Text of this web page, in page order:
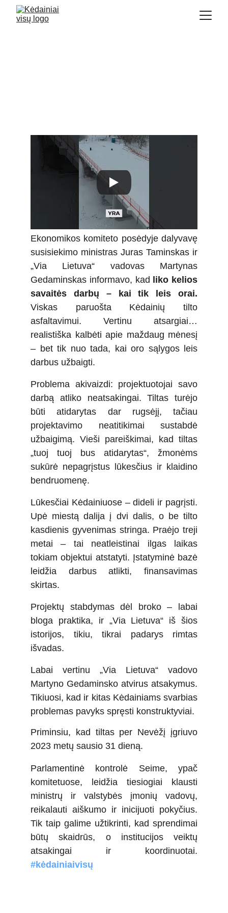
Ekonomikos komiteto posėdyje dalyvavę
susisiekimo ministras Juras Taminskas ir
„Via Lietuva“ vadovas Martynas
Gedaminskas informavo, kad
liko kelios
savaitės darbų – kai tik leis orai.
Viskas paruošta Kėdainių tilto
asfaltavimui. Vertinu atsargiai…
realistiška kalbėti apie maždaug mėnesį
– bet tik nuo tada, kai oro sąlygos leis
darbus užbaigti.
Problema akivaizdi: projektuotojai savo
darbą atliko neatsakingai. Tiltas turėjo
būti atidarytas dar rugsėjį, tačiau
projektavimo neatitikimai sustabdė
užbaigimą. Vieši pareiškimai, kad tiltas
„tuoj tuoj bus atidarytas“, žmonėms
sukūrė nepagrįstus lūkesčius ir klaidino
bendruomenę.
Lūkesčiai Kėdainiuose – dideli ir pagrįsti.
Upė miestą dalija į dvi dalis, o be tilto
kasdienis gyvenimas stringa. Praėjo treji
metai – tai neatleistinai ilgas laikas
tokiam objektui atstatyti. Įstatyminė bazė
leidžia darbus atlikti, finansavimas
skirtas.
Projektų stabdymas dėl broko – labai
bloga praktika, ir „Via Lietuva“ iš šios
istorijos, tikiu, tikrai padarys rimtas
išvadas.
Labai vertinu „Via Lietuva“ vadovo
Martyno Gedaminsko atvirus atsakymus.
Tikiuosi, kad ir kitas Kėdainiams svarbias
problemas pavyks spręsti konstruktyviai.
Priminsiu, kad tiltas per Nevėžį įgriuvo
2023 metų sausio 31 dieną.
Parlamentinė kontrolė Seime, ypač
komitetuose, leidžia tiesiogiai klausti
ministrų ir valstybės įmonių vadovų,
reikalauti aiškumo ir inicijuoti pokyčius.
Tik taip galime užtikrinti, kad sprendimai
būtų skaidrūs, o institucijos veiktų
atsakingai ir koordinuotai.
#kėdainiaivisų